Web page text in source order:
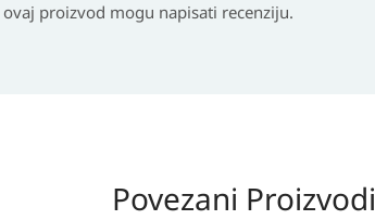
proizvod mogu napisati recenziju.
Povezani Proizvodi